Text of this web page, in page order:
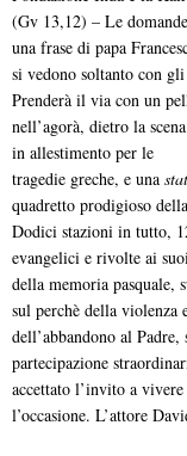
(Gv 13,12) – Le
una frase di papa
si vedono soltanto con
Prenderà il via con un
nell’agorà, dietro la
in allestimento per le
tragedie greche, e una
quadretto prodigioso
Dodici stazioni in tutto,
evangelici e rivolte ai
della memoria pasquale,
sul perchè della violenza
dell’abbandono al
partecipazione
accettato l’invito a
l’occasione. L’attore